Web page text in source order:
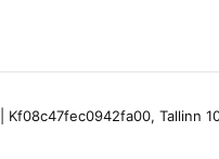
Tallinn